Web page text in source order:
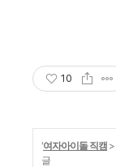
10
'여자아이돌 직캠 >
글